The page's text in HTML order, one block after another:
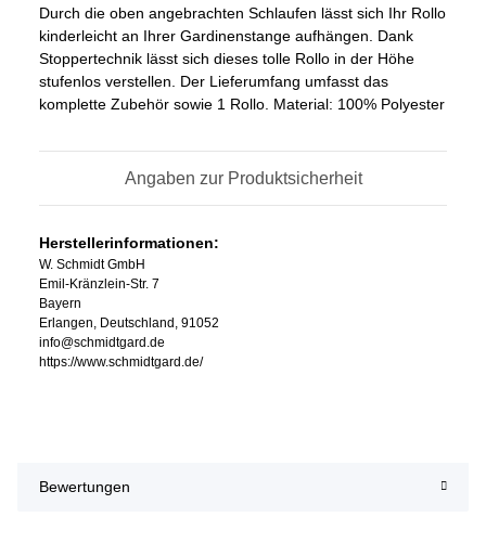
Durch die oben angebrachten Schlaufen lässt sich Ihr Rollo
kinderleicht an Ihrer Gardinenstange aufhängen. Dank
Stoppertechnik lässt sich dieses tolle Rollo in der Höhe
stufenlos verstellen. Der Lieferumfang umfasst das
komplette Zubehör sowie 1 Rollo. Material: 100% Polyester
Angaben zur Produktsicherheit
Herstellerinformationen:
W. Schmidt GmbH
Emil-Kränzlein-Str. 7
Bayern
Erlangen, Deutschland, 91052
info@schmidtgard.de
https://www.schmidtgard.de/
Bewertungen